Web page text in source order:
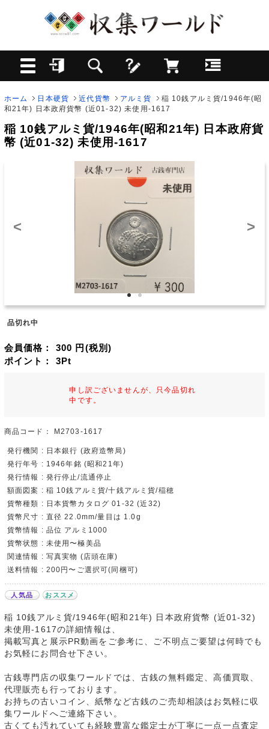
ホーム 日本硬貨 近代貨幣 アルミ貨
稲 10銭アルミ貨/1946年(昭
和21年) 日本政府貨幣 (近01-32) 未使用-1617
稲 10銭アルミ貨/1946年(昭和21年) 日本政府貨
幣 (近01-32) 未使用-1617
< >
品切れ中
会員価格： 300 円(税別)
ポイント： 3Pt
申し訳ございませんが、只今品切れ
中です。
商品コード： M2703-1617
発行機関 : 日本銀行 (政府造幣局)
発行年号 : 1946年銘 (昭和21年)
発行情報 : 発行停止/流通停止
額面図案 : 稲 10銭アルミ貨/十銭アルミ貨/稲穂
貨幣種類 : 日本貨幣カタログ 01-32 (近32)
貨幣尺寸 : 直径 22.0mm/量目は 1.0g
貨幣情報 : 品位 アルミ1000
貨幣状態 : 未使用〜極美品
関連情報 : 写真実物 (店頭在庫)
送料情報 : 200円〜ご選択可(同梱可)
人気品 おススメ
稲 10銭アルミ貨/1946年(昭和21年) 日本政府貨幣 (近01-32)
未使用-1617の詳細情報は、
掲載写真と展示PR動画をご参考に、ご不明点ご要望は何時でも
お気軽にお問合せ下さい。
古銭専門店の収集ワールドでは、古銭の無料鑑定、高価買取、
代理販売も行っております。
お持ちの古いコイン、紙幣など古銭のご売却相談はお気軽に収
集ワールドへご連絡下さい。
古くても汚れていても経験豊富な鑑定士が丁寧に一点一点査定